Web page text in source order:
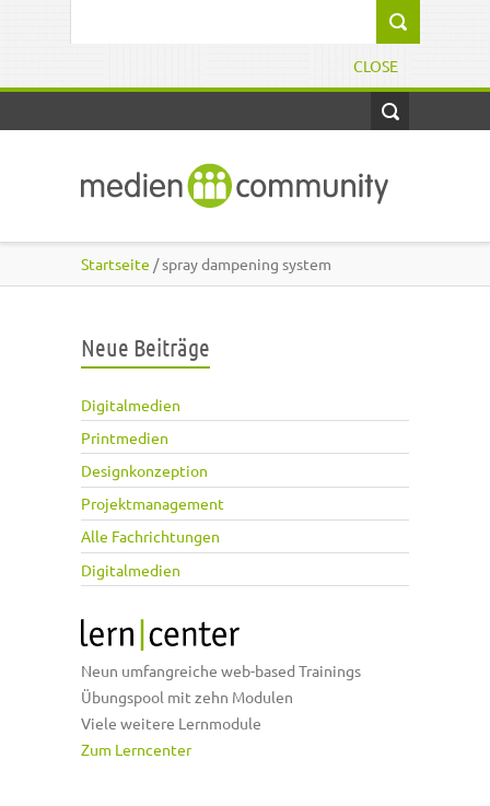
CLOSE
Startseite / spray dampening system
Neue Beiträge
Digitalmedien
Printmedien
Designkonzeption
Projektmanagement
Alle Fachrichtungen
Digitalmedien
Neun umfangreiche web-based Trainings
Übungspool mit zehn Modulen
Viele weitere Lernmodule
Zum Lerncenter